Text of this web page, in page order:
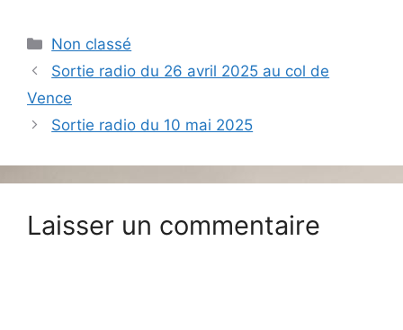
Catégories
Non classé
Sortie radio du 26 avril 2025 au col de
Vence
Sortie radio du 10 mai 2025
Laisser un commentaire